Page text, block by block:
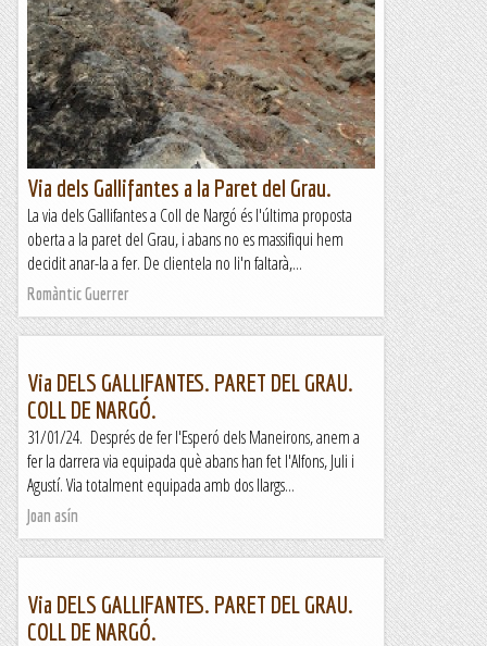
Via dels Gallifantes a la Paret del Grau.
La via dels Gallifantes a Coll de Nargó és l'última proposta
oberta a la paret del Grau, i abans no es massifiqui hem
decidit anar-la a fer. De clientela no li'n faltarà,...
Romàntic Guerrer
Via DELS GALLIFANTES. PARET DEL GRAU.
COLL DE NARGÓ.
31/01/24. Després de fer l'Esperó dels Maneirons, anem a
fer la darrera via equipada què abans han fet l'Alfons, Juli i
Agustí. Via totalment equipada amb dos llargs...
Joan asín
Via DELS GALLIFANTES. PARET DEL GRAU.
COLL DE NARGÓ.